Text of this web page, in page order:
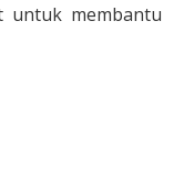
untuk membantu